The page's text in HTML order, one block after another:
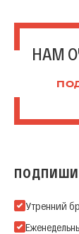
НАМ
Подпишитесь
Утренний